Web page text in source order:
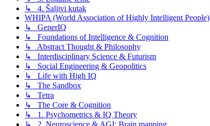
↳ 4. Šaljivi kutak
WHIPA (World Association of Highly Intelligent People)
↳ GenerIQ
↳ Foundations of Intelligence & Cognition
↳ Abstract Thought & Philosophy
↳ Interdisciplinary Science & Futurism
↳ Social Engineering & Geopolitics
↳ Life with High IQ
↳ The Sandbox
↳ Tetra
↳ The Core & Cognition
↳ 1. Psychometrics & IQ Theory
↳ 2. Neuroscience & AGI: Brain mapping,